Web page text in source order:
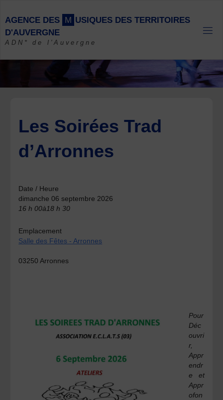
content
AGENCE DES M USIQUES DES TERRITOIRES
D'AUVERGNE
ADN* de l'Auvergne
Les Soirées Trad
d’Arronnes
Date / Heure
dimanche 06 septembre 2026
16 h 00à18 h 30
Emplacement
Salle des Fêtes - Arronnes
03250 Arronnes
Pour
Déc
ouvri
r,
Appr
endr
e et
Appr
ofon